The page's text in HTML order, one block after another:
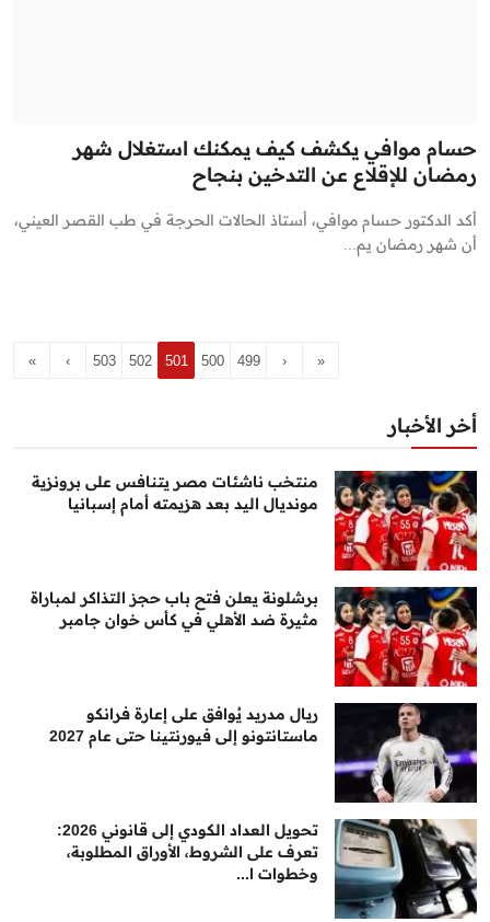
حسام موافي يكشف كيف يمكنك استغلال شهر
رمضان للإقلاع عن التدخين بنجاح
أكد الدكتور حسام موافي، أستاذ الحالات الحرجة في طب القصر العيني،
أن شهر رمضان يم...
«
‹
499
500
501
502
503
›
»
أخر الأخبار
منتخب ناشئات مصر يتنافس على برونزية
مونديال اليد بعد هزيمته أمام إسبانيا
برشلونة يعلن فتح باب حجز التذاكر لمباراة
مثيرة ضد الأهلي في كأس خوان جامبر
ريال مدريد يُوافق على إعارة فرانكو
ماستانتونو إلى فيورنتينا حتى عام 2027
تحويل العداد الكودي إلى قانوني 2026:
تعرف على الشروط، الأوراق المطلوبة،
وخطوات ا...